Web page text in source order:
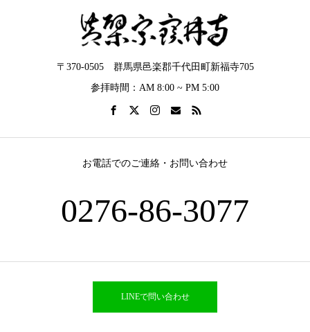
〒370-0505 群馬県邑楽郡千代田町新福寺705
参拝時間：AM 8:00 ~ PM 5:00
お電話でのご連絡・お問い合わせ
0276-86-3077
LINEで問い合わせ